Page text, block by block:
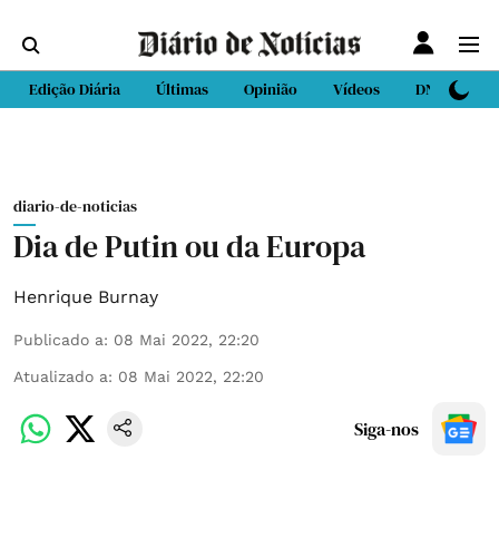
Edição Diária Últimas Opinião Vídeos DN Sport
diario-de-noticias
Dia de Putin ou da Europa
Henrique Burnay
Publicado a: 08 Mai 2022, 22:20
Atualizado a: 08 Mai 2022, 22:20
Siga-nos